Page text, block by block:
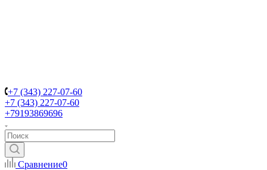
+7 (343) 227-07-60
+7 (343) 227-07-60
+79193869696
Сравнение0